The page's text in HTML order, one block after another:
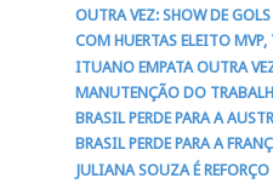
OUTRA VEZ: SHOW DE
COM HUERTAS ELEITO
ITUANO EMPATA OUTRA
MANUTENÇÃO DO
BRASIL PERDE PARA A
BRASIL PERDE PARA A
JULIANA SOUZA É